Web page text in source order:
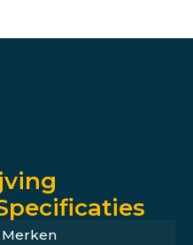
Merken